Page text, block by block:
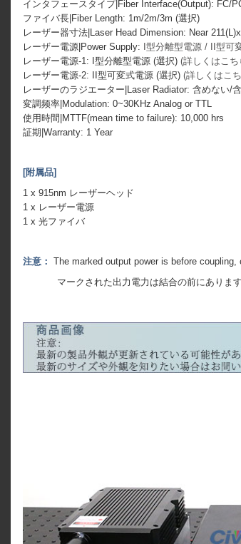
インタフェースタイプ|Fiber Interface(Output): FC/
ファイバ長|Fiber Length: 1m/2m/3m (選択)
レーザー器寸法|Laser Head Dimension: Near
レーザー電源|Power Supply: I型分離型電源 / II型可
レーザー電源-1: I型分離型電源 (選択)(詳しくはこち
レーザー電源-2: II型可変式電源 (選択)(詳しくはこ
レーザーのラジエーター|Laser Radiator: 含めない/
変調频率|Modulation: 0~30KHz Analog or TTL
使用時間|MTTF(mean time to failure): 10,000 hrs
証期|Warranty: 1 Year
[附属品]
1 x 915nm レーザーヘッド
1 x レーザー電源
1 x 光ファイバ
注意： The marked output power is before
マークされた出力電力は結合の前にあります